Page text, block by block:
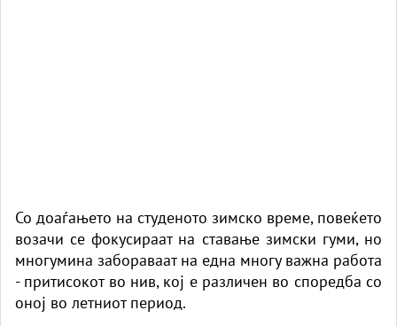
Со доаѓањето на студеното зимско време, повеќето
возачи се фокусираат на ставање зимски гуми, но
многумина забораваат на една многу важна работа
- притисокот во нив, кој е различен во споредба со
оној во летниот период.